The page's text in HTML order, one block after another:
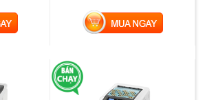
MUA NGAY